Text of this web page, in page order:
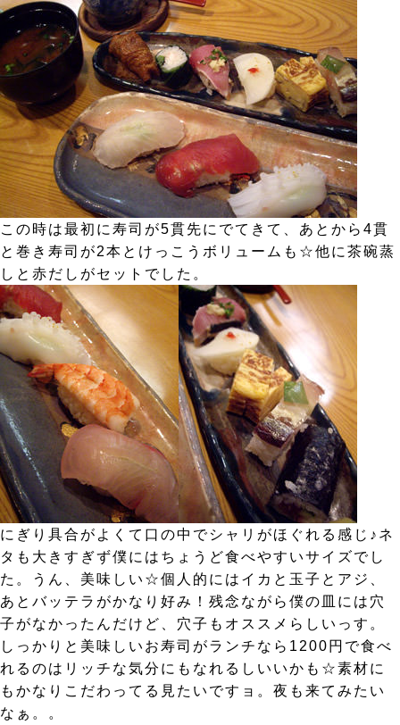
この時は最初に寿司が5貫先にでてきて、あとから4貫
と巻き寿司が2本とけっこうボリュームも☆他に茶碗蒸
しと赤だしがセットでした。
にぎり具合がよくて口の中でシャリがほぐれる感じ♪ネ
タも大きすぎず僕にはちょうど食べやすいサイズでし
た。うん、美味しい☆個人的にはイカと玉子とアジ、
あとバッテラがかなり好み！残念ながら僕の皿には穴
子がなかったんだけど、穴子もオススメらしいっす。
しっかりと美味しいお寿司がランチなら1200円で食べ
れるのはリッチな気分にもなれるしいいかも☆素材に
もかなりこだわってる見たいですョ。夜も来てみたい
なぁ。。